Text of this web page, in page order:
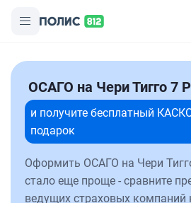
ОСАГО на Чери Тигго 7
и получите бесплатный
подарок
Оформить ОСАГО на Чери
стало еще проще - сравните
ведущих страховых компаний